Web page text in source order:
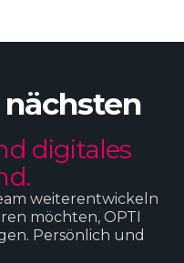
digitales
weiterentwickeln
möchten, OPTI
Persönlich und